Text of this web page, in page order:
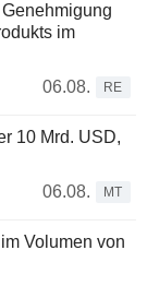
im
06.08.
RE
10 Mrd. USD,
06.08.
MT
Volumen von